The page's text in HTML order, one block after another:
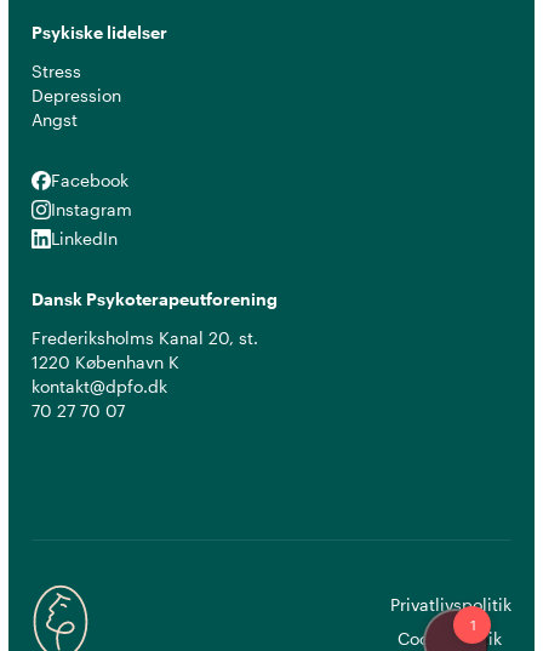
Psykiske lidelser
Stress
Depression
Angst
Facebook
Facebook
Instagram
Instagram
LinkedIn
LinkedIn
Dansk Psykoterapeutforening
Frederiksholms Kanal 20, st.
1220 København K
kontakt@dpfo.dk
70 27 70 07
Privatlivspolitik
Cookiepolitik